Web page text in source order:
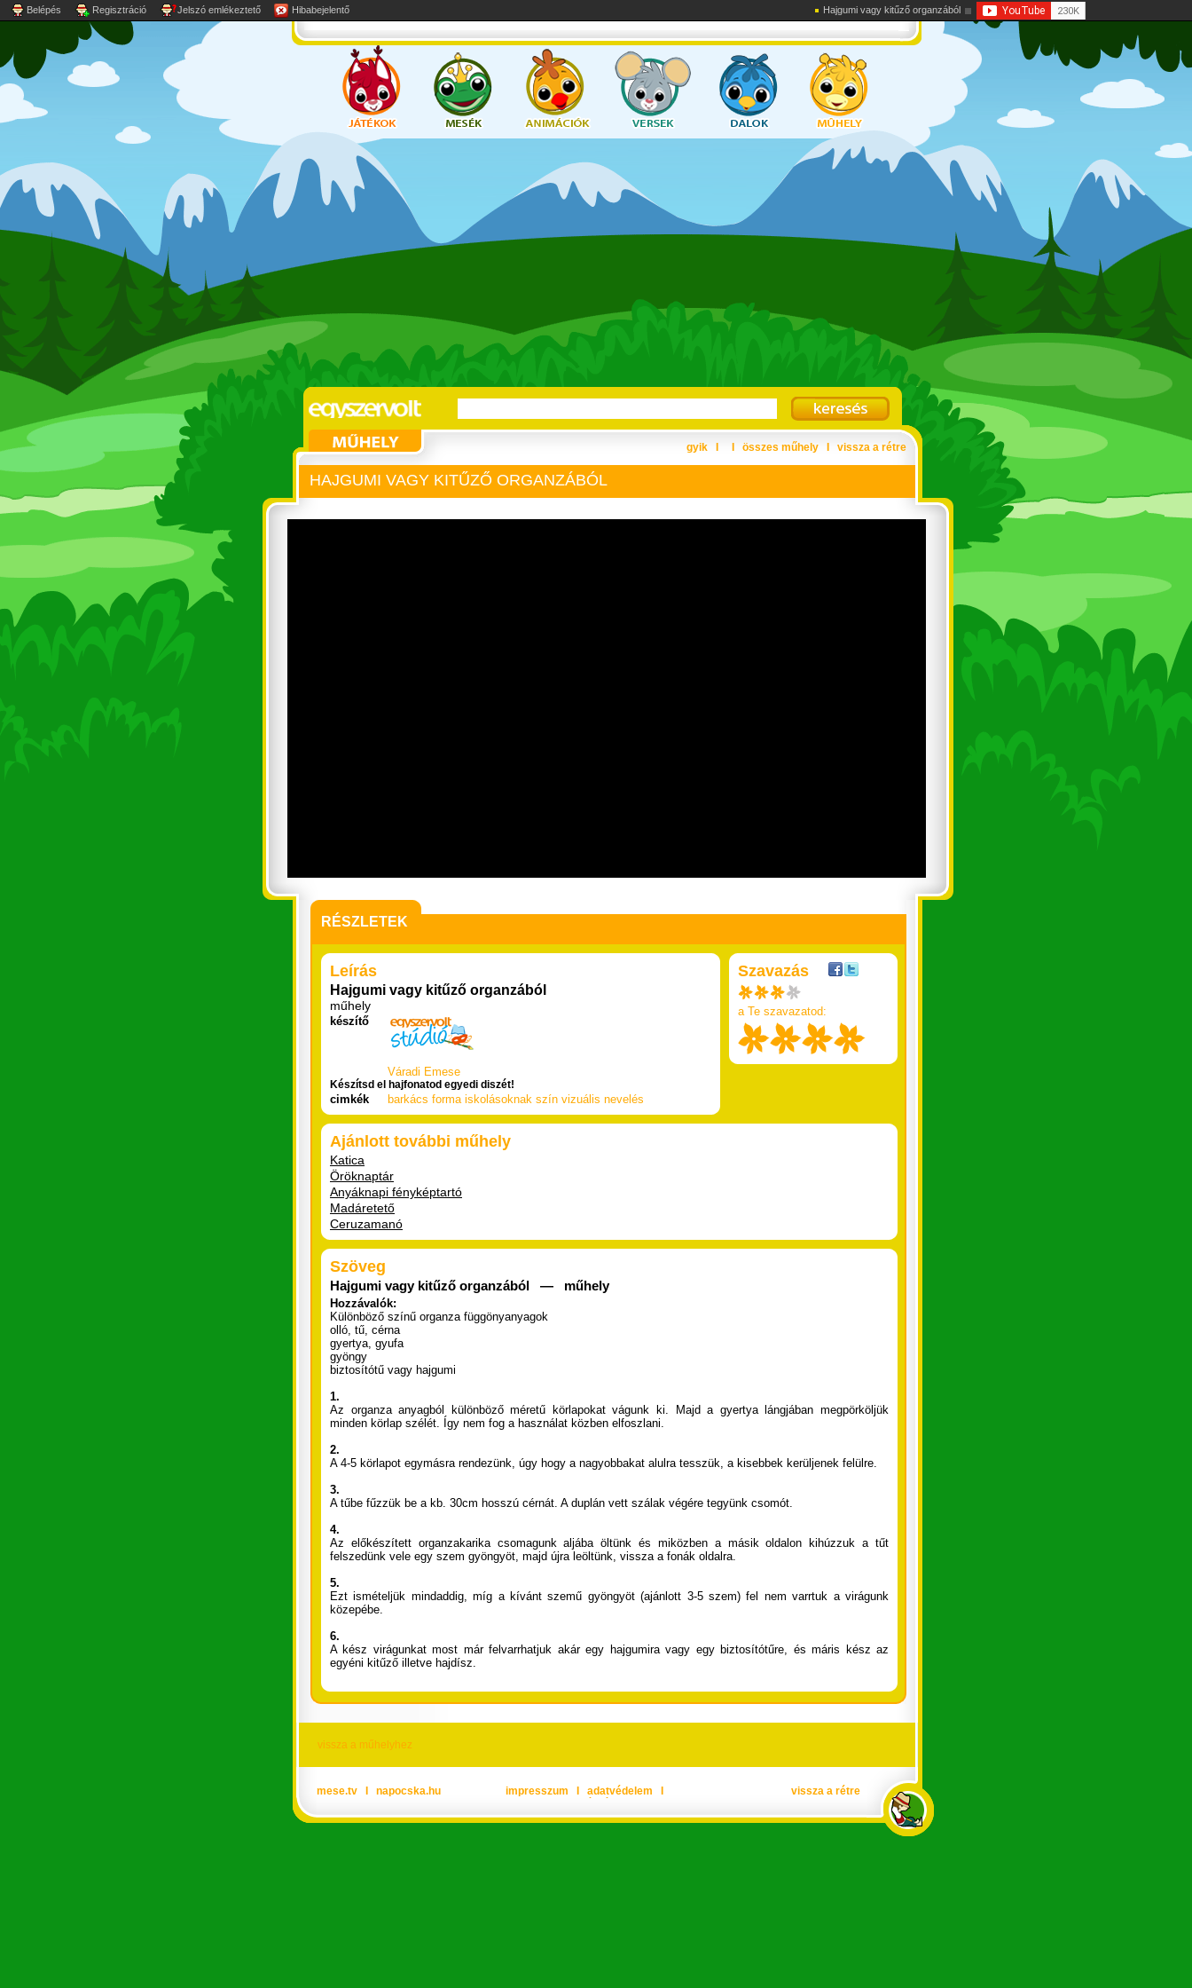
Belépés Regisztráció Jelszó emlékeztető Hibabejelentő Hajgumi vagy kitűző organzából
gyik összes műhely vissza a rétre
HAJGUMI VAGY KITŰZŐ ORGANZÁBÓL
RÉSZLETEK
Leírás
Hajgumi vagy kitűző organzából
műhely
készítő
Váradi Emese
Készítsd el hajfonatod egyedi diszét!
cimkék barkács forma iskolásoknak szín vizuális nevelés
Szavazás
a Te szavazatod:
Ajánlott további műhely
Katica
Öröknaptár
Anyáknapi fényképtartó
Madáretető
Ceruzamanó
Szöveg
Hajgumi vagy kitűző organzából — műhely
Hozzávalók:
Különböző színű organza függönyanyagok
olló, tű, cérna
gyertya, gyufa
gyöngy
biztosítótű vagy hajgumi
1.
Az organza anyagból különböző méretű körlapokat vágunk ki. Majd a gyertya lángjában megpörköljük
minden körlap szélét. Így nem fog a használat közben elfoszlani.
2.
A 4-5 körlapot egymásra rendezünk, úgy hogy a nagyobbakat alulra tesszük, a kisebbek kerüljenek felülre.
3.
A tűbe fűzzük be a kb. 30cm hosszú cérnát. A duplán vett szálak végére tegyünk csomót.
4.
Az előkészített organzakarika csomagunk aljába öltünk és miközben a másik oldalon kihúzzuk a tűt
felszedünk vele egy szem gyöngyöt, majd újra leöltünk, vissza a fonák oldalra.
5.
Ezt ismételjük mindaddig, míg a kívánt szemű gyöngyöt (ajánlott 3-5 szem) fel nem varrtuk a virágunk
közepébe.
6.
A kész virágunkat most már felvarrhatjuk akár egy hajgumira vagy egy biztosítótűre, és máris kész az
egyéni kitűző illetve hajdísz.
vissza a műhelyhez
mese.tv napocska.hu impresszum adatvédelem vissza a rétre